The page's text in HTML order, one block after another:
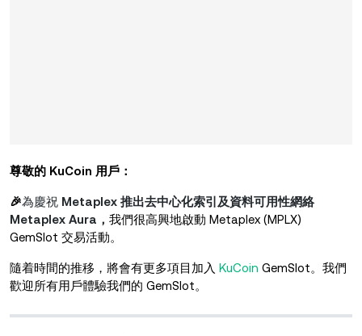
尊敬的 KuCoin 用戶：
🎉為慶祝 Metaplex 推出去中心化索引及資料可用性網絡
Metaplex Aura， 我們很高興地啟動 Metaplex (MPLX)
GemSlot 交易活動。
隨着時間的推移，將會有更多項目加入 KuCoin GemSlot。我們
歡迎所有用戶體驗我們的 GemSlot。